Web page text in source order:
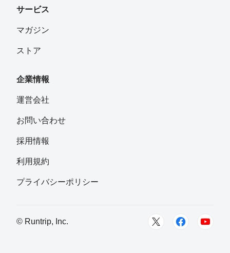
サービス
マガジン
ストア
企業情報
運営会社
お問い合わせ
採用情報
利用規約
プライバシーポリシー
© Runtrip, Inc.